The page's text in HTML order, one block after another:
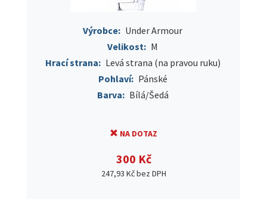
Výrobce: Under Armour
Velikost: M
Hrací strana: Levá strana (na pravou ruku)
Pohlaví: Pánské
Barva: Bílá/Šedá
NA DOTAZ
300 Kč
247,93 Kč bez DPH